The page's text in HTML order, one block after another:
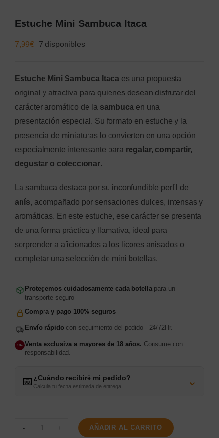
Estuche Mini Sambuca Itaca
7,99€ 7 disponibles
Estuche Mini Sambuca Itaca es una propuesta
original y atractiva para quienes desean disfrutar del
carácter aromático de la sambuca en una
presentación especial. Su formato en estuche y la
presencia de miniaturas lo convierten en una opción
especialmente interesante para regalar, compartir,
degustar o coleccionar.
La sambuca destaca por su inconfundible perfil de
anís, acompañado por sensaciones dulces, intensas y
aromáticas. En este estuche, ese carácter se presenta
de una forma práctica y llamativa, ideal para
sorprender a aficionados a los licores anisados o
completar una selección de mini botellas.
Protegemos cuidadosamente cada botella para un
transporte seguro
Compra y pago 100% seguros
Envío rápido con seguimiento del pedido - 24/72Hr.
18+ Venta exclusiva a mayores de 18 años. Consume con
responsabilidad.
📅 ¿Cuándo recibiré mi pedido?
Calcula tu fecha estimada de entrega ⌄
AÑADIR AL CARRITO